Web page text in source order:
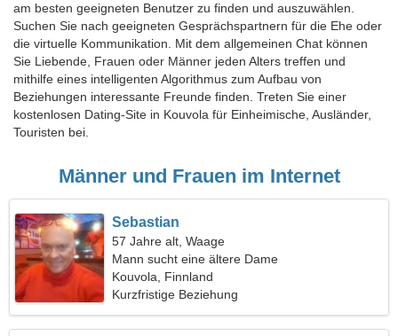
am besten geeigneten Benutzer zu finden und auszuwählen.
Suchen Sie nach geeigneten Gesprächspartnern für die Ehe oder
die virtuelle Kommunikation. Mit dem allgemeinen Chat können
Sie Liebende, Frauen oder Männer jeden Alters treffen und
mithilfe eines intelligenten Algorithmus zum Aufbau von
Beziehungen interessante Freunde finden. Treten Sie einer
kostenlosen Dating-Site in Kouvola für Einheimische, Ausländer,
Touristen bei.
Männer und Frauen im Internet
Sebastian
57 Jahre alt, Waage
Mann sucht eine ältere Dame
Kouvola, Finnland
Kurzfristige Beziehung